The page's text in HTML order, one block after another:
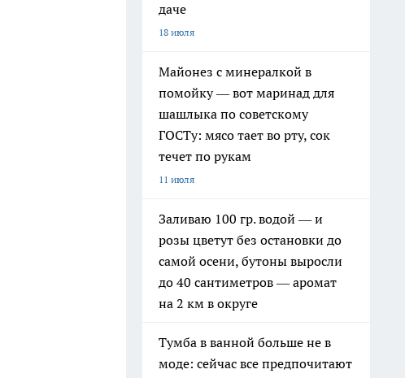
даче
18 июля
Майонез с минералкой в
помойку — вот маринад для
шашлыка по советскому
ГОСТу: мясо тает во рту, сок
течет по рукам
11 июля
Заливаю 100 гр. водой — и
розы цветут без остановки до
самой осени, бутоны выросли
до 40 сантиметров — аромат
на 2 км в округе
Тумба в ванной больше не в
моде: сейчас все предпочитают